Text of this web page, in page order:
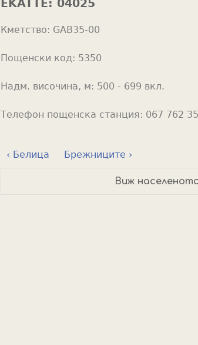
EKATTE: 04025
Кметство: GAB35-00
Пощенски код: 5350
Надм. височина, м: 500 - 699 вкл.
Телефон пощенска станция: 067 762
‹ Белица Брежниците ›
Виж